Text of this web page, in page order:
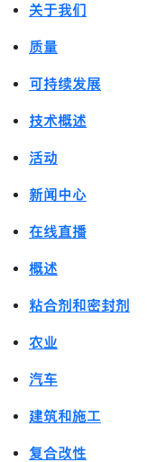
关于我们
质量
可持续发展
技术概述
活动
新闻中心
在线直播
概述
粘合剂和密封剂
农业
汽车
建筑和施工
复合改性